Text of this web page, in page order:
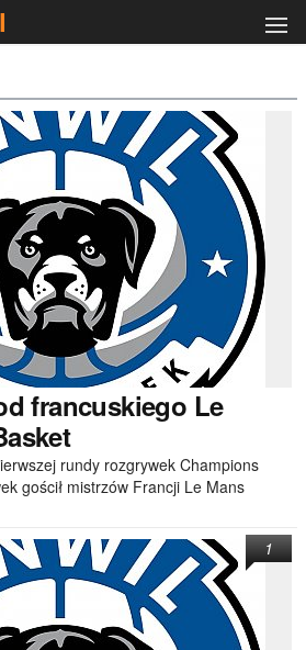
francuskiego Le
rundy rozgrywek Champions
gościł mistrzów Francji Le Mans
1